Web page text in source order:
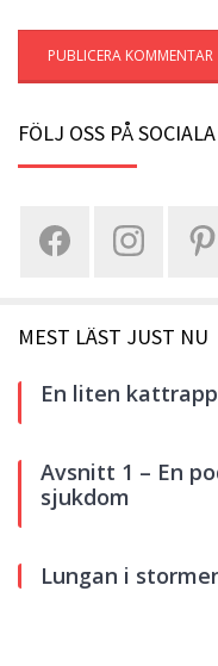
FÖLJ OSS PÅ
MEST LÄST JUST NU
En liten
Avsnitt 1 – En
sjukdom
Lungan i